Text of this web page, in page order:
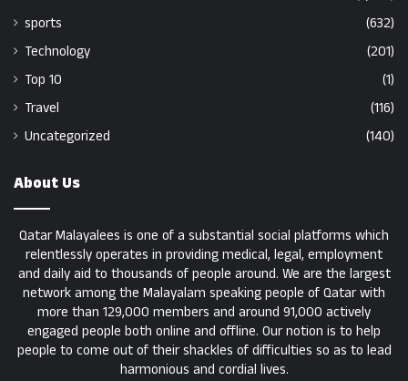
sports
(632)
Technology
(201)
Top 10
(1)
Travel
(116)
Uncategorized
(140)
About Us
Qatar Malayalees is one of a substantial social platforms which
relentlessly operates in providing medical, legal, employment
and daily aid to thousands of people around. We are the largest
network among the Malayalam speaking people of Qatar with
more than 129,000 members and around 91,000 actively
engaged people both online and offline. Our notion is to help
people to come out of their shackles of difficulties so as to lead
harmonious and cordial lives.